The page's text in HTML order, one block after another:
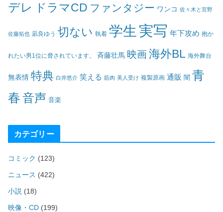
デレ ドラマCD ファンタジー ワンコ 佐々木と宮野
佐藤拓也 凪良ゆう 切ない 執着 学生 実写 年下攻め 抱か
れたい男1位に脅されています。 斉藤壮馬 映画海外BL 海外舞台
無表情 特典 白井悠介 笑える 筋肉 美人受け 複製原画 通販 闇 青
春音声 音楽
カテゴリー
コミック (123)
ニュース (422)
小説 (18)
映像・CD (199)